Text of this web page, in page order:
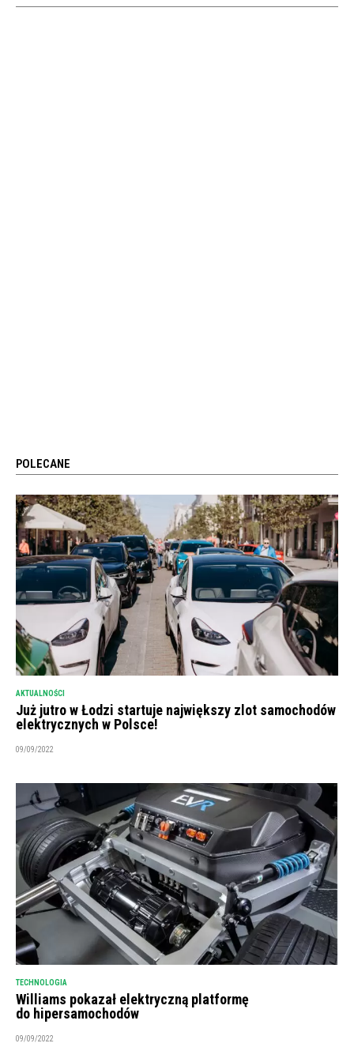
POLECANE
AKTUALNOŚCI
Już jutro w Łodzi startuje największy zlot samochodów
elektrycznych w Polsce!
09/09/2022
TECHNOLOGIA
Williams pokazał elektryczną platformę
do hipersamochodów
09/09/2022